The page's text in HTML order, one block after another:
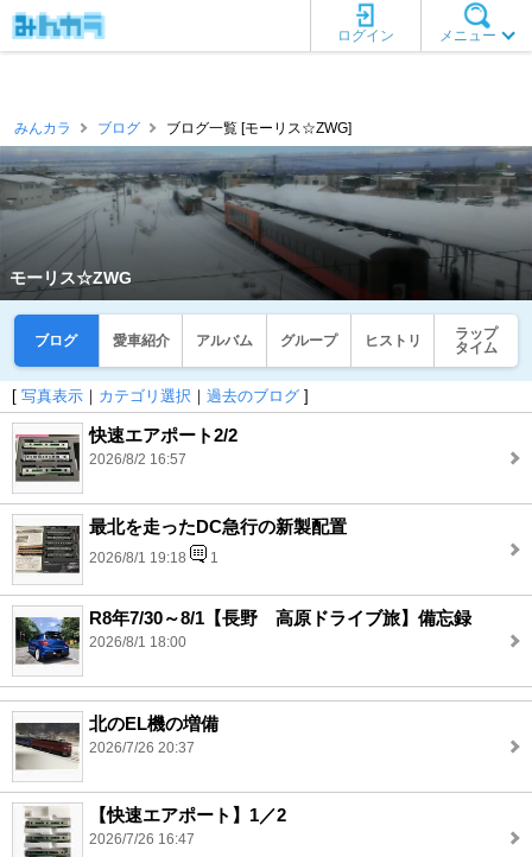
メニュー
ログイン
みんカラ ブログ ブログ一覧 [モーリス☆ZWG]
モーリス☆ZWG
ブログ 愛車紹介 アルバム グループ ヒストリ
ラップ
タイム
[ 写真表示 ｜ カテゴリ選択 ｜ 過去のブログ ]
快速エアポート2/2
2026/8/2 16:57
最北を走ったDC急行の新製配置
2026/8/1 19:18 1
R8年7/30～8/1【長野 高原ドライブ旅】備忘録
2026/8/1 18:00
北のEL機の増備
2026/7/26 20:37
【快速エアポート】1／2
2026/7/26 16:47